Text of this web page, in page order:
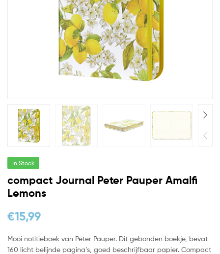
In Stock
compact Journal Peter Pauper Amalfi
Lemons
€15,99
Mooi notitieboek van Peter Pauper. Dit gebonden boekje, bevat
160 licht belijnde pagina’s, goed beschrijfbaar papier. Compact